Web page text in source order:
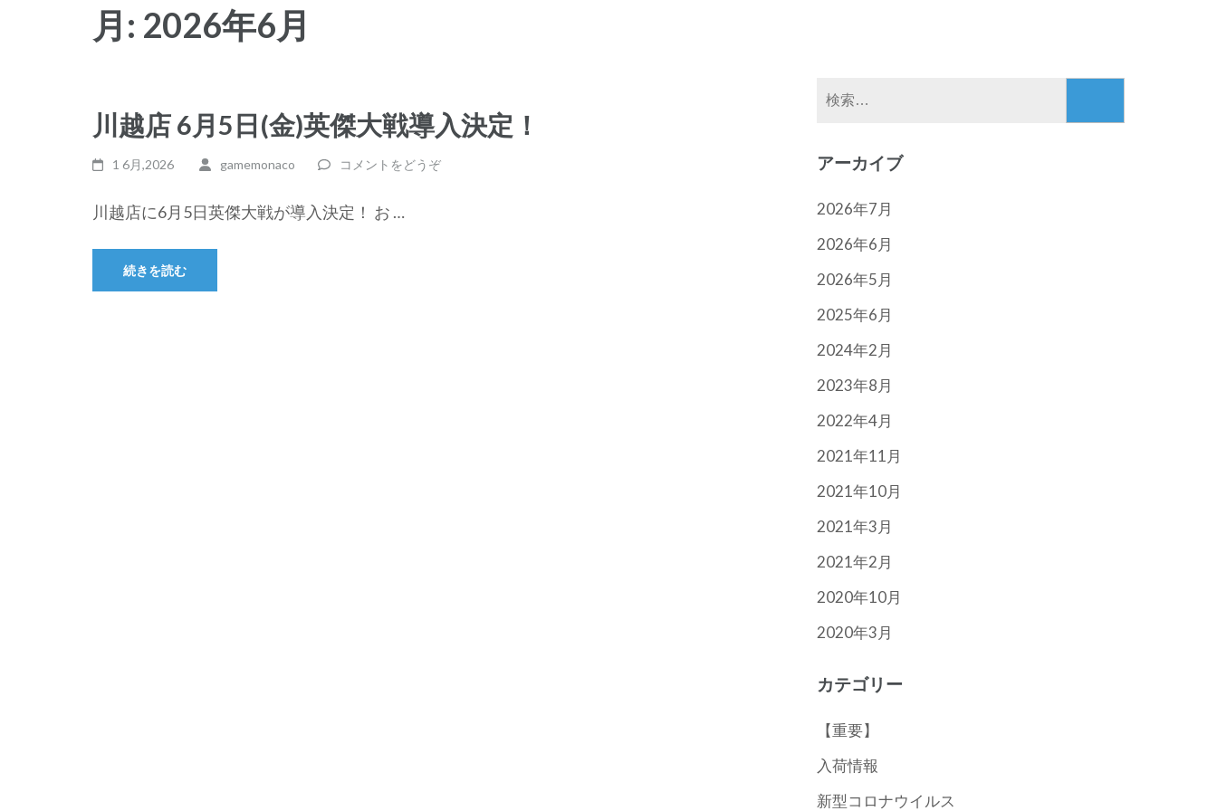
月: 2026年6月
川越店 6月5日(金)英傑大戦導入決定！
1 6月,2026 gamemonaco コメントをどうぞ
川越店に6月5日英傑大戦が導入決定！ お …
続きを読む
アーカイブ
2026年7月
2026年6月
2026年5月
2025年6月
2024年2月
2023年8月
2022年4月
2021年11月
2021年10月
2021年3月
2021年2月
2020年10月
2020年3月
カテゴリー
【重要】
入荷情報
新型コロナウイルス